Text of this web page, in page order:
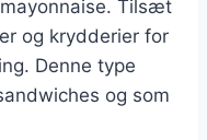
Tilsæt
og krydderier for
Denne type
og som